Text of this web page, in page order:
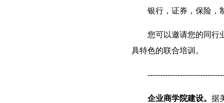
银行，证券，保险，
您可以邀请您的同行
具特色的联合培训。
企业商学院建设。 据